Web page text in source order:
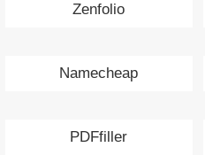
Zenfolio
Namecheap
PDFfiller